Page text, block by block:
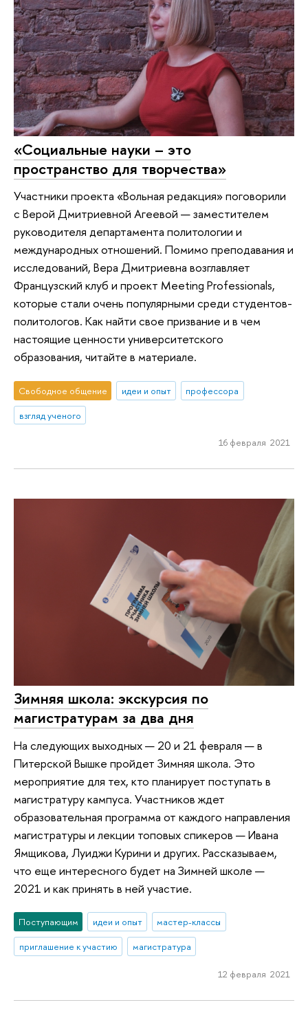
«Социальные науки – это
пространство для творчества»
Участники проекта «Вольная редакция» поговорили
с Верой Дмитриевной Агеевой — заместителем
руководителя департамента политологии и
международных отношений. Помимо преподавания и
исследований, Вера Дмитриевна возглавляет
Французский клуб и проект Meeting Professionals,
которые стали очень популярными среди студентов-
политологов. Как найти свое призвание и в чем
настоящие ценности университетского
образования, читайте в материале.
Свободное общение идеи и опыт
профессора
взгляд ученого
16 февраля 2021
Зимняя школа: экскурсия по
магистратурам за два дня
На следующих выходных — 20 и 21 февраля — в
Питерской Вышке пройдет Зимняя школа. Это
мероприятие для тех, кто планирует поступать в
магистратуру кампуса. Участников ждет
образовательная программа от каждого направления
магистратуры и лекции топовых спикеров — Ивана
Ямщикова, Луиджи Курини и других. Рассказываем,
что еще интересного будет на Зимней школе —
2021 и как принять в ней участие.
Поступающим идеи и опыт
мастер-классы
приглашение к участию
магистратура
12 февраля 2021